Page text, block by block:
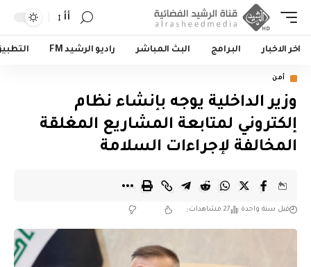
أأ
اخر الاخبار البرامج البث المباشر راديو الرشيد FM
أمن
‏وزير الداخلية يوجه بإنشاء نظام
إلكتروني لمتابعة المشاريع المغلقة
المخالفة لإجراءات السلامة‬
قبل سنة واحدة 27 مشاهدات